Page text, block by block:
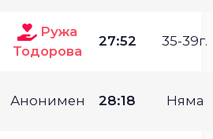
Ружа
Тодорова
27:52 35-39г.
Анонимен 28:18 Няма